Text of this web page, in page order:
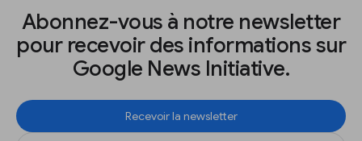
Abonnez-vous à notre newsletter
pour recevoir des informations sur
Google News Initiative.
Recevoir la newsletter